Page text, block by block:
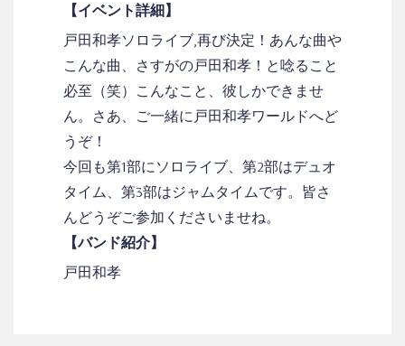
【イベント詳細】
戸田和孝ソロライブ,再び決定！あんな曲や
こんな曲、さすがの戸田和孝！と唸ること
必至（笑）こんなこと、彼しかできませ
ん。さあ、ご一緒に戸田和孝ワールドへど
うぞ！
今回も第1部にソロライブ、第2部はデュオ
タイム、第3部はジャムタイムです。皆さ
んどうぞご参加くださいませね。
【バンド紹介】
戸田和孝